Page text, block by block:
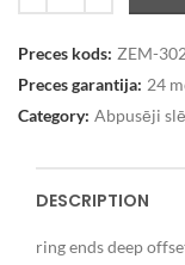
Preces kods: ZEM-
Preces garantija: 24
Category: Abpusēji
DESCRIPTION
ring ends deep